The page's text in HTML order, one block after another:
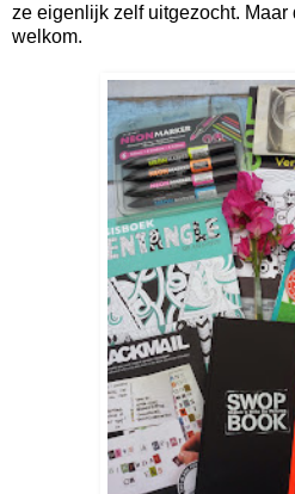
ze eigenlijk zelf uitgezocht. Maar
welkom.